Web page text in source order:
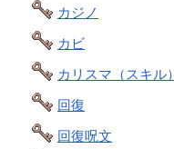
カジノ
カビ
カリスマ（スキル）
回復
回復呪文